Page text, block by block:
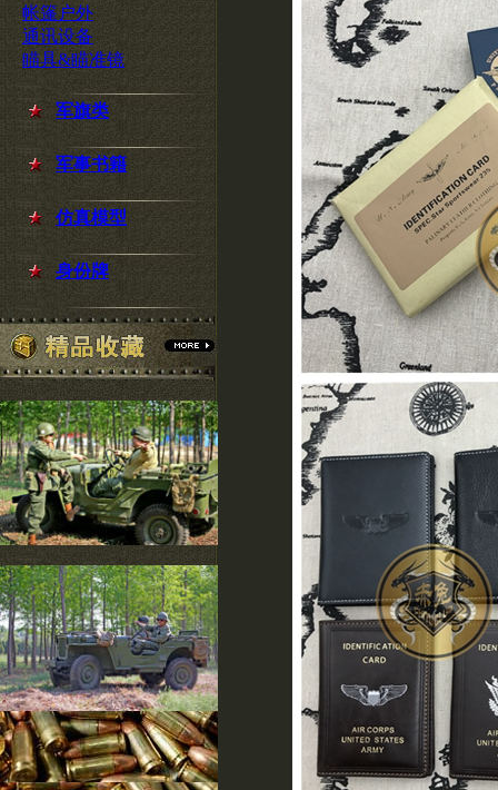
帐篷户外
通讯设备
瞄具&瞄准镜
军旗类
军事书籍
仿真模型
身份牌